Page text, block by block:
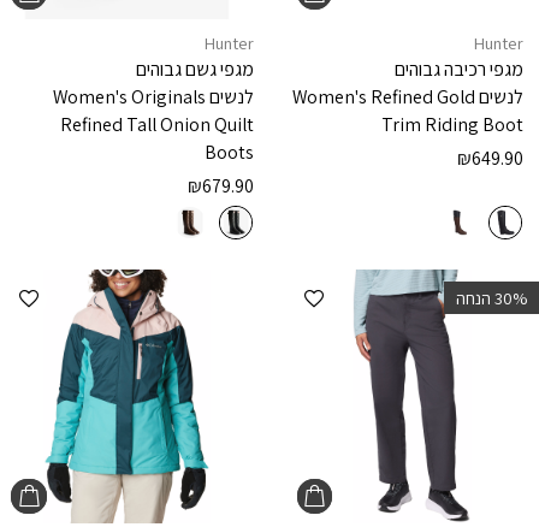
Hunter
מגפי רכיבה גבוהים
לנשיםWomen's Refined Gold
Trim Riding Boot
₪649.90
Hunter
מגפי גשם גבוהים
לנשיםWomen's Originals
Refined Tall Onion Quilt
Boots
₪679.90
הוספה למועדפים ‫30% הנחה